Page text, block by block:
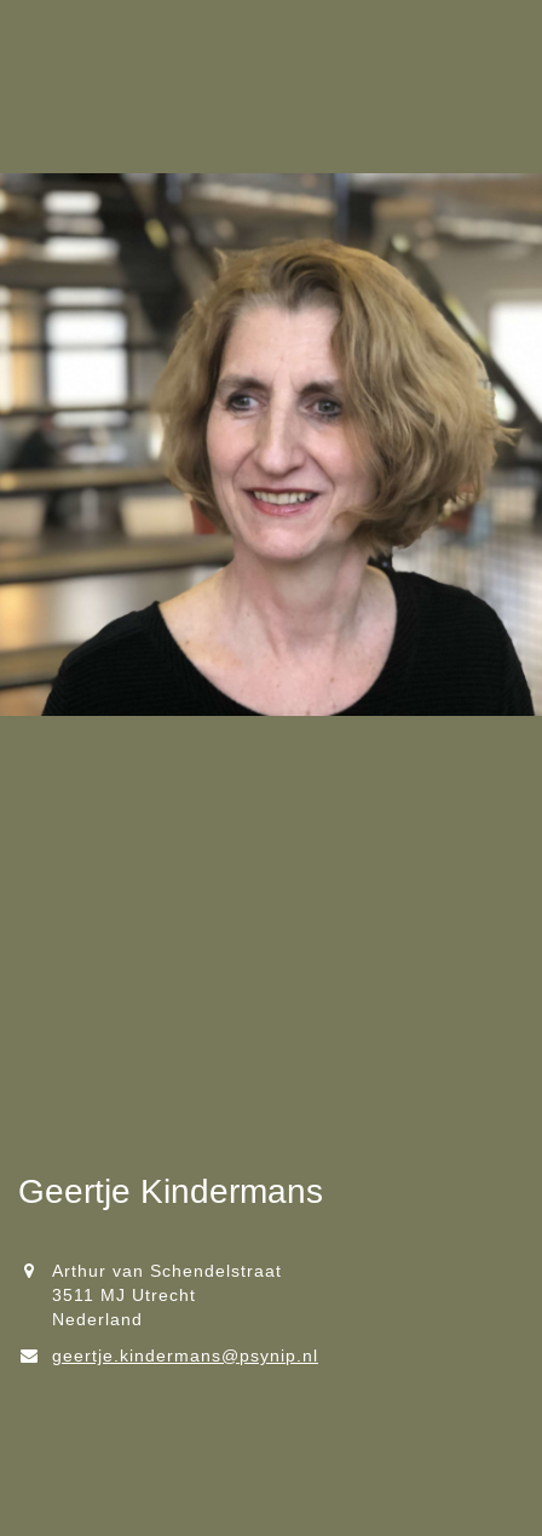
Geertje Kindermans
Arthur van Schendelstraat
3511 MJ Utrecht
Nederland
geertje.kindermans@psynip.nl